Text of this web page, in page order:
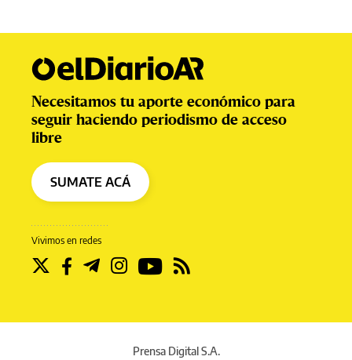
Vivimos en redes
Necesitamos tu aporte económico para
seguir haciendo periodismo de acceso
libre
SUMATE ACÁ
Prensa Digital S.A.